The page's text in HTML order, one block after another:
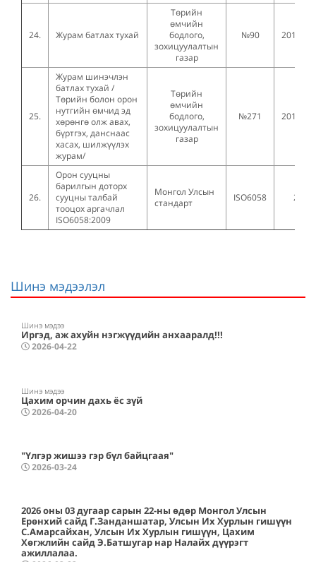
24. Журам батлах тухай
Төрийн
өмчийн
бодлого,
зохицуулалтын
газар
№90
25.
Журам шинэчлэн
батлах тухай /
Төрийн болон орон
нутгийн өмчид эд
хөрөнгө олж авах,
бүртгэх, данснаас
хасах, шилжүүлэх
журам/
Төрийн
өмчийн
бодлого,
зохицуулалтын
газар
№271
26.
Орон сууцны
барилгын доторх
сууцны талбай
тооцох аргачлал
ISO6058:2009
Монгол Улсын
стандарт
ISO6058 2009
Шинэ мэдээлэл
Шинэ мэдээ
Иргэд, аж ахуйн нэгжүүдийн анхааралд!!!
2026-04-22
Шинэ мэдээ
Цахим орчин дахь ёс зүй
2026-04-20
"Үлгэр жишээ гэр бүл байцгаая"
2026-03-24
2026 оны 03 дугаар сарын 22-ны өдөр Монгол Улсын
Ерөнхий сайд Г.Занданшатар, Улсын Их Хурлын гишүүн
С.Амарсайхан, Улсын Их Хурлын гишүүн, Цахим
Хөгжлийн сайд Э.Батшугар нар Налайх дүүрэгт
ажиллалаа.